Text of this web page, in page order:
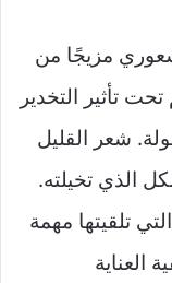
شعوري مزيجًا من
تأثير التخدير
شعر القليل
الذي تخيلته.
تلقيتها مهمة
العناية